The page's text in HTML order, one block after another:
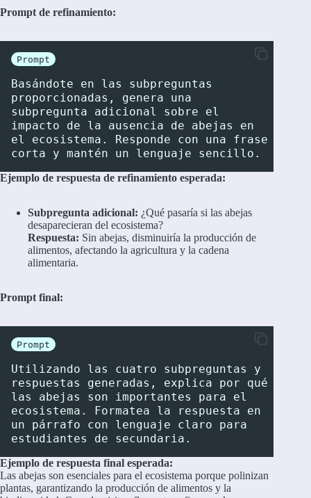
Prompt de refinamiento:
Prompt
Basándote en las subpreguntas
proporcionadas, genera una
subpregunta adicional sobre el
impacto de la ausencia de abejas en
el ecosistema. Responde con una frase
corta y mantén un lenguaje sencillo.
Ejemplo de respuesta de refinamiento esperada:
Subpregunta adicional: ¿Qué pasaría si las abejas
desaparecieran del ecosistema?
Respuesta: Sin abejas, disminuiría la producción de
alimentos, afectando la agricultura y la cadena
alimentaria.
Prompt final:
Prompt
Utilizando las cuatro subpreguntas y
respuestas generadas, explica por qué
las abejas son importantes para el
ecosistema. Formatea la respuesta en
un párrafo con lenguaje claro para
estudiantes de secundaria.
Ejemplo de respuesta final esperada:
Las abejas son esenciales para el ecosistema porque polinizan
plantas, garantizando la producción de alimentos y la